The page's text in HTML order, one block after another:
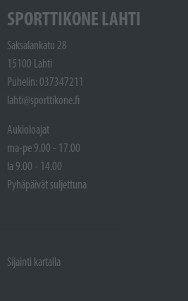
SPORTTIKONE LAHTI
Saksalankatu 28
15100 Lahti
Puhelin: 037347211
lahti@sporttikone.fi
Aukioloajat
ma-pe 9.00 - 17.00
la 9.00 - 14.00
Pyhäpäivät suljettuna
Sijainti kartalla